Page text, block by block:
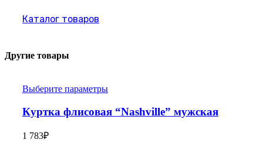
Каталог товаров
Другие товары
Выберите параметры
Куртка флисовая “Nashville” мужская
1 783₽